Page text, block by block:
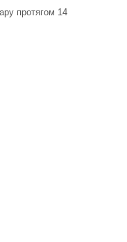
протягом 14